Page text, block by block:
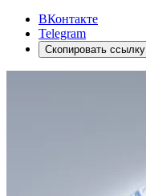
ВКонтакте
Telegram
Скопировать ссылку